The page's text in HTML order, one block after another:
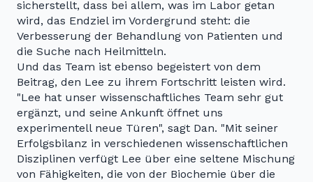
sicherstellt, dass bei allem, was im Labor getan
wird, das Endziel im Vordergrund steht: die
Verbesserung der Behandlung von Patienten und
die Suche nach Heilmitteln.
Und das Team ist ebenso begeistert von dem
Beitrag, den Lee zu ihrem Fortschritt leisten wird.
"Lee hat unser wissenschaftliches Team sehr gut
ergänzt, und seine Ankunft öffnet uns
experimentell neue Türen", sagt Dan. "Mit seiner
Erfolgsbilanz in verschiedenen wissenschaftlichen
Disziplinen verfügt Lee über eine seltene Mischung
von Fähigkeiten, die von der Biochemie über die